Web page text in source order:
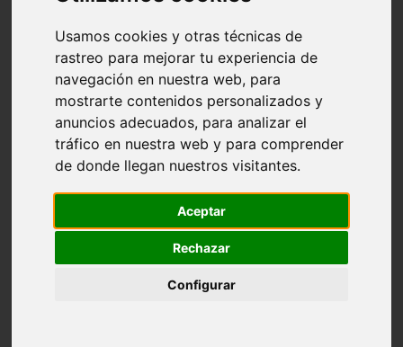
Usamos cookies y otras técnicas de
rastreo para mejorar tu experiencia de
navegación en nuestra web, para
mostrarte contenidos personalizados y
anuncios adecuados, para analizar el
tráfico en nuestra web y para comprender
de donde llegan nuestros visitantes.
Aceptar
Rechazar
Configurar
Madrid - pozuelo-de-alarcón
Cádiz - algodonales
Illes-balears - inca
Madrid - madrid
Asturias - oviedo
Cádiz - el-puerto-de-santa-maría
Asturias - aller
álava - vitoria-gasteiz
Zaragoza - zaragoza